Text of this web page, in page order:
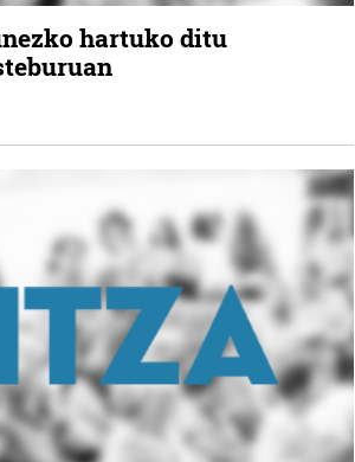
hartuko ditu